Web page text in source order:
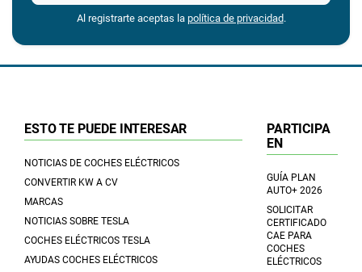
Al registrarte aceptas la política de privacidad.
ESTO TE PUEDE INTERESAR
NOTICIAS DE COCHES ELÉCTRICOS
CONVERTIR KW A CV
MARCAS
NOTICIAS SOBRE TESLA
COCHES ELÉCTRICOS TESLA
AYUDAS COCHES ELÉCTRICOS
PARTICIPA
EN
GUÍA PLAN
AUTO+ 2026
SOLICITAR
CERTIFICADO
CAE PARA
COCHES
ELÉCTRICOS